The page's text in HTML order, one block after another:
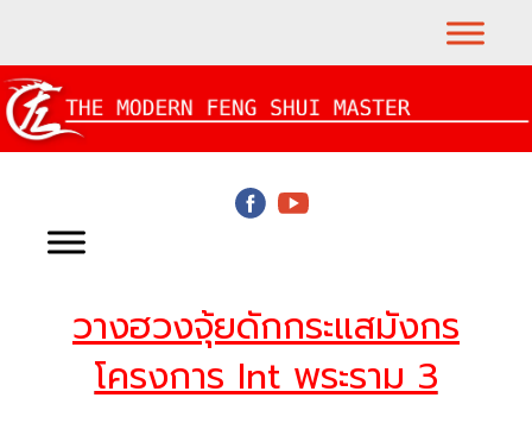
วางฮวงจุ้ยดักกระแสมังกร
โครงการ Int พระราม 3